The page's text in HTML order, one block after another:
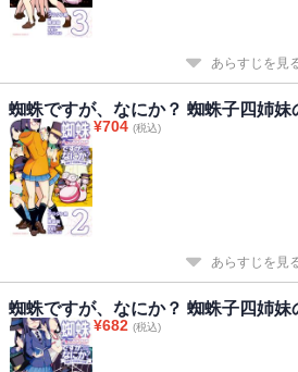
あらすじを見
蜘蛛ですが、なにか？ 蜘蛛子四姉
¥704 (税込)
あらすじを見
蜘蛛ですが、なにか？ 蜘蛛子四姉
¥682 (税込)